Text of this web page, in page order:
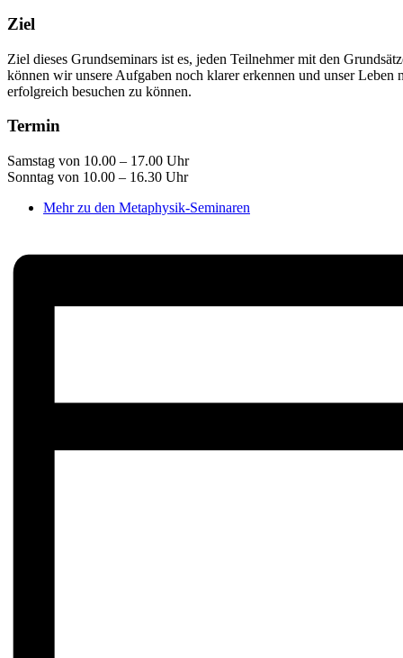
Ziel
Ziel dieses Grundseminars ist es, jeden Teilnehmer mit den
können wir unsere Aufgaben noch klarer erkennen und unser
erfolgreich besuchen zu können.
Termin
Samstag von 10.00 – 17.00 Uhr
Sonntag von 10.00 – 16.30 Uhr
Mehr zu den Metaphysik-Seminaren